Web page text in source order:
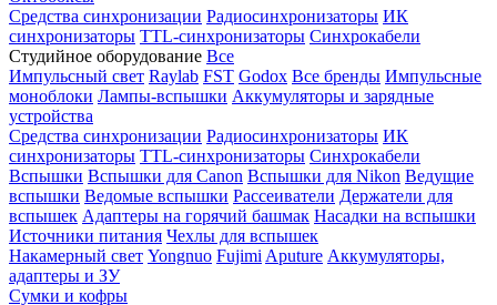
Средства синхронизации Радиосинхронизаторы ИК
синхронизаторы TTL-синхронизаторы Синхрокабели
Студийное оборудование Все
Импульсный свет Raylab FST Godox Все бренды Импульсные
моноблоки Лампы-вспышки Аккумуляторы и зарядные
устройства
Средства синхронизации Радиосинхронизаторы ИК
синхронизаторы TTL-синхронизаторы Синхрокабели
Вспышки Вспышки для Canon Вспышки для Nikon Ведущие
вспышки Ведомые вспышки Рассеиватели Держатели для
вспышек Адаптеры на горячий башмак Насадки на вспышки
Источники питания Чехлы для вспышек
Накамерный свет Yongnuo Fujimi Aputure Аккумуляторы,
адаптеры и ЗУ
Сумки и кофры